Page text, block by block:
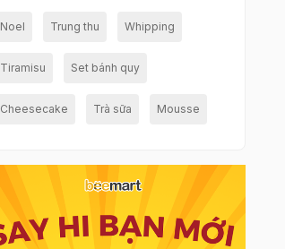
Noel Trung thu Whipping
Tiramisu Set bánh quy
Cheesecake Trà sữa Mousse